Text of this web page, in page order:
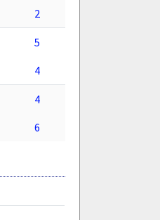
2
5
4
4
6